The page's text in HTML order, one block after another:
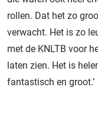
rollen. Dat het zo
verwacht. Het is zo
met de KNLTB voor
laten zien. Het is
fantastisch en groot.’